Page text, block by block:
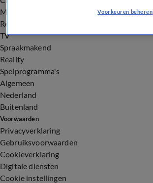
Misdaad
Rechtszaken
TV
Spraakmakend
Reality
Spelprogramma's
Algemeen
Nederland
Buitenland
Voorwaarden
Privacyverklaring
Gebruiksvoorwaarden
Cookieverklaring
Digitale diensten
Cookie instellingen
Voorkeuren beheren